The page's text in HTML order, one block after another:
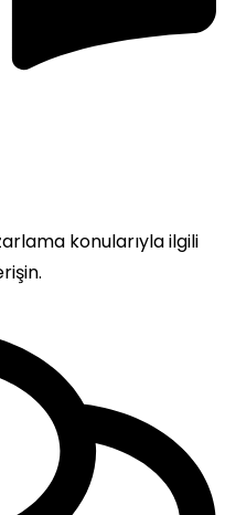
konularıyla ilgili